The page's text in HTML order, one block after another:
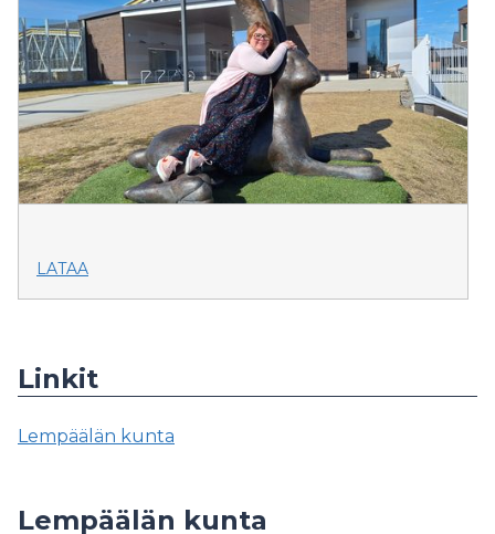
LATAA
Linkit
Lempäälän kunta
Lempäälän kunta